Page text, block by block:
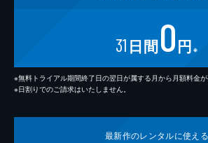
31 日間0円 ※
※無料トライアル期間終了日の翌日が属する月から月額料金が
※日割りでのご請求はいたしません。
最新作のレンタルに使える